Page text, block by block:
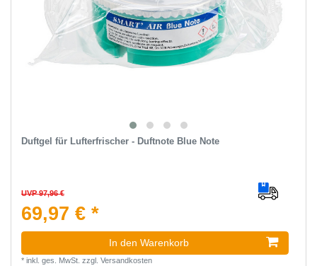
Duftgel für Lufterfrischer - Duftnote Blue Note
UVP 97,96 €
69,97 € *
In den Warenkorb
* inkl. ges. MwSt. zzgl. Versandkosten